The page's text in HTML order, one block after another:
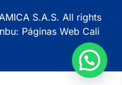
S.A.S. All rights
Páginas Web Cali